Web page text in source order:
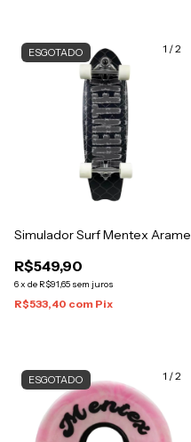
1 /2
ESGOTADO
Simulador Surf Mentex Arame
R$549,90
6x de R$91,65 sem juros
R$533,40 com Pix
1 /2
ESGOTADO